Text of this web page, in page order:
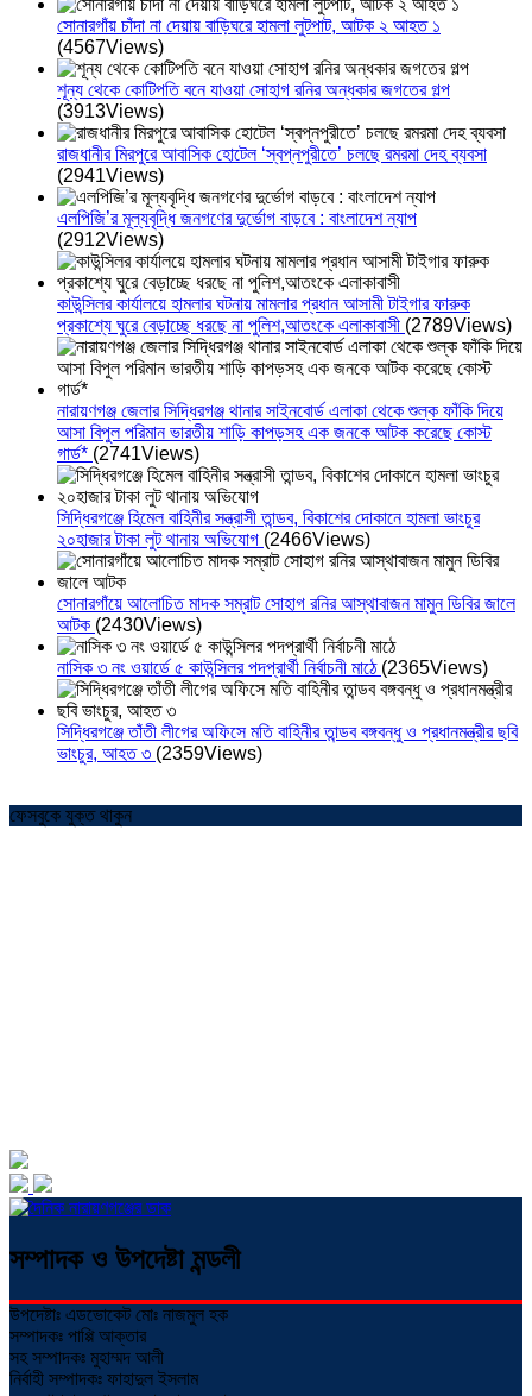
সোনারগাঁয় চাঁদা না দেয়ায় বাড়িঘরে হামলা লুটপাট, আটক ২ আহত ১
(4567Views)
শূন্য থেকে কোটিপতি বনে যাওয়া সোহাগ রনির অন্ধকার জগতের গল্প
(3913Views)
রাজধানীর মিরপুরে আবাসিক হোটেল ‘স্বপ্নপুরীতে’ চলছে রমরমা দেহ ব্যবসা
(2941Views)
এলপিজি’র মূল্যবৃদ্ধি জনগণের দুর্ভোগ বাড়বে : বাংলাদেশ ন্যাপ
(2912Views)
কাউন্সিলর কার্যালয়ে হামলার ঘটনায় মামলার প্রধান আসামী টাইগার ফারুক
প্রকাশ্যে ঘুরে বেড়াচ্ছে ধরছে না পুলিশ,আতংকে এলাকাবাসী (2789Views)
নারায়ণগঞ্জ জেলার সিদ্ধিরগঞ্জ থানার সাইনবোর্ড এলাকা থেকে শুল্ক ফাঁকি দিয়ে
আসা বিপুল পরিমান ভারতীয় শাড়ি কাপড়সহ এক জনকে আটক করেছে কোস্ট
গার্ড* (2741Views)
সিদ্ধিরগঞ্জে হিমেল বাহিনীর সন্ত্রাসী তান্ডব, বিকাশের দোকানে হামলা ভাংচুর
২০হাজার টাকা লুট থানায় অভিযোগ (2466Views)
সোনারগাঁয়ে আলোচিত মাদক সম্রাট সোহাগ রনির আস্থাবাজন মামুন ডিবির জালে
আটক (2430Views)
নাসিক ৩ নং ওয়ার্ডে ৫ কাউন্সিলর পদপ্রার্থী নির্বাচনী মাঠে (2365Views)
সিদ্ধিরগঞ্জে তাঁতী লীগের অফিসে মতি বাহিনীর তান্ডব বঙ্গবন্ধু ও প্রধানমন্ত্রীর ছবি
ভাংচুর, আহত ৩ (2359Views)
ফেসবুকে যুক্ত থাকুন
সম্পাদক ও উপদেষ্টা মন্ডলী
উপদেষ্টাঃ এডভোকেট মোঃ নাজমুল হক
সম্পাদকঃ পাপ্পি আক্তার
সহ সম্পাদকঃ মুহাম্মদ আলী
নির্বাহী সম্পাদকঃ ফাহাদুল ইসলাম